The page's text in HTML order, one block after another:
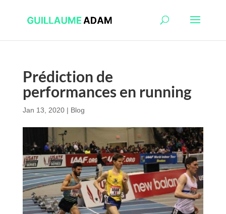
Prédiction de
performances en running
Jan 13, 2020| Blog